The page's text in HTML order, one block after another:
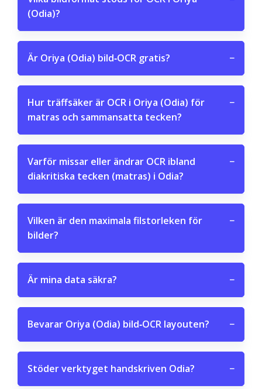
(Odia)?
Är Oriya (Odia) bild‑OCR gratis? −
Hur träffsäker är OCR i Oriya (Odia) för
matras och sammansatta tecken?
−
Varför missar eller ändrar OCR ibland
diakritiska tecken (matras) i Odia?
−
Vilken är den maximala filstorleken för
bilder?
−
Är mina data säkra? −
Bevarar Oriya (Odia) bild‑OCR layouten? −
Stöder verktyget handskriven Odia? −